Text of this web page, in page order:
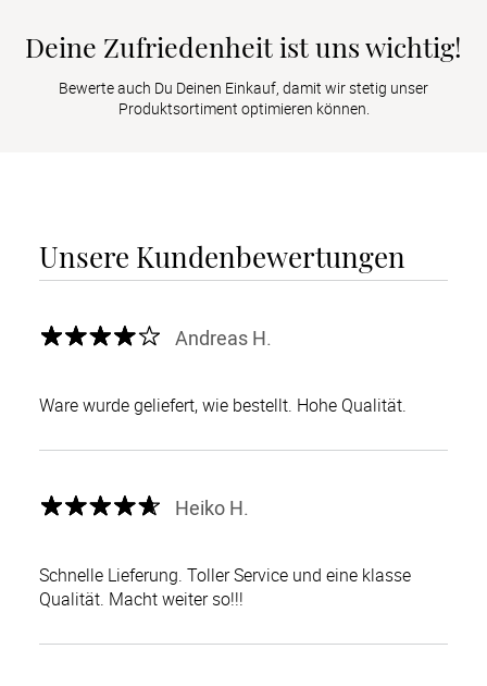
Deine Zufriedenheit ist uns wichtig!
Bewerte auch Du Deinen Einkauf, damit wir stetig unser
Produktsortiment optimieren können.
Unsere Kundenbewertungen
Andreas H.
Ware wurde geliefert, wie bestellt. Hohe Qualität.
Heiko H.
Schnelle Lieferung. Toller Service und eine klasse
Qualität. Macht weiter so!!!